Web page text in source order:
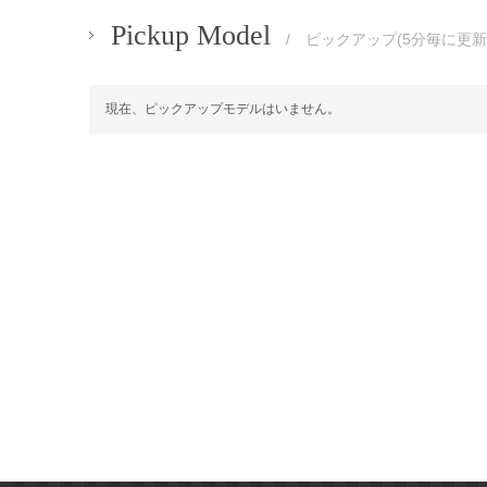
Pickup Model / ピックアップ(5分毎に更
現在、ピックアップモデルはいません。